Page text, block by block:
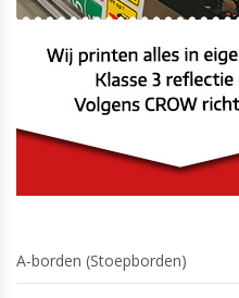
A-borden (Stoepborden)